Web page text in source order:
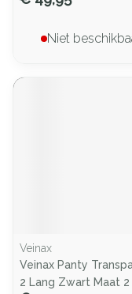
Niet
Veinax
Veinax Panty
2 Lang Zwart Maat 2